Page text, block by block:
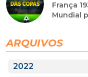
França
Mundial
ARQUIVOS
2022